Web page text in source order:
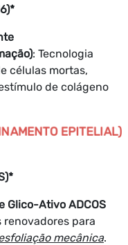
: Tecnologia
células mortas,
de colágeno
EPITELIAL)
Glico-Ativo ADCOS
renovadores para
mecânica.